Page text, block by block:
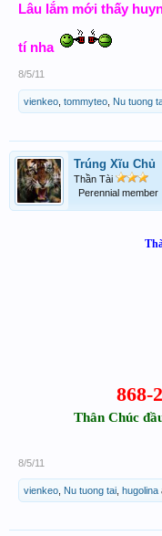
Lâu lắm mới thấy
tí nha
8/5/11
vienkeo tommyteo Nu tuong
Trúng Xĩu Chủ
Thần Tài
Perennial member
868-
Thân Chúc
8/5/11
vienkeo Nu tuong tai hugolina